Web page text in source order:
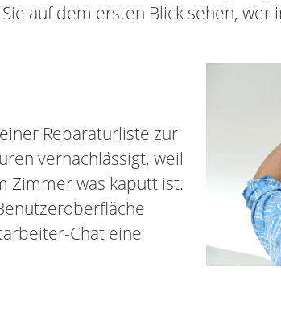
auf dem ersten Blick sehen,
Reparaturliste zur
vernachlässigt, weil
Zimmer was kaputt ist.
Chat eine